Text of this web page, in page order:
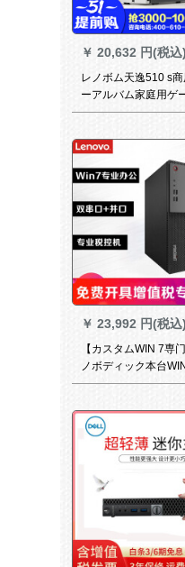
￥ 20,632 円(税込)
レノボム天逸510 s
ーアルバム家庭用ゲ
フォウォーカー3-
￥ 23,992 円(税込)
【カスタムWIN 7専
ノボディック本台
パンの本体をカステ
ります。